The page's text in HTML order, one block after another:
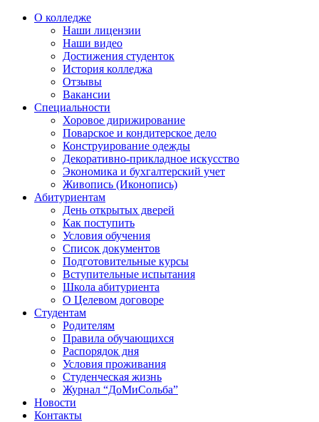
О колледже
Наши лицензии
Наши видео
Достижения студенток
История колледжа
Отзывы
Вакансии
Специальности
Хоровое дирижирование
Поварское и кондитерское дело
Конструирование одежды
Декоративно-прикладное искусство
Экономика и бухгалтерский учет​
Живопись (Иконопись)
Абитуриентам
День открытых дверей
Как поступить
Условия обучения
Список документов
Подготовительные курсы
Вступительные испытания
Школа абитуриента
О Целевом договоре
Студентам
Родителям
Правила обучающихся
Распорядок дня
Условия проживания
Студенческая жизнь
Журнал “ДоМиСольба”
Новости
Контакты